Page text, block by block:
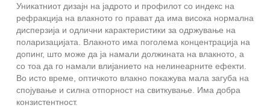
Уникатниот дизајн на јадрото и профилот со индекс на
рефракција на влакното го прават да има висока нормална
дисперзија и одлични карактеристики за одржување на
поларизацијата. Влакното има поголема концентрација на
допинг, што може да ја намали должината на влакното, а
со тоа да го намали влијанието на нелинеарните ефекти.
Во исто време, оптичкото влакно покажува мала загуба на
спојување и силна отпорност на свиткување. Има добра
конзистентност.